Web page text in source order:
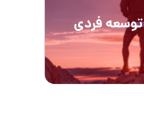
توسعه فردی